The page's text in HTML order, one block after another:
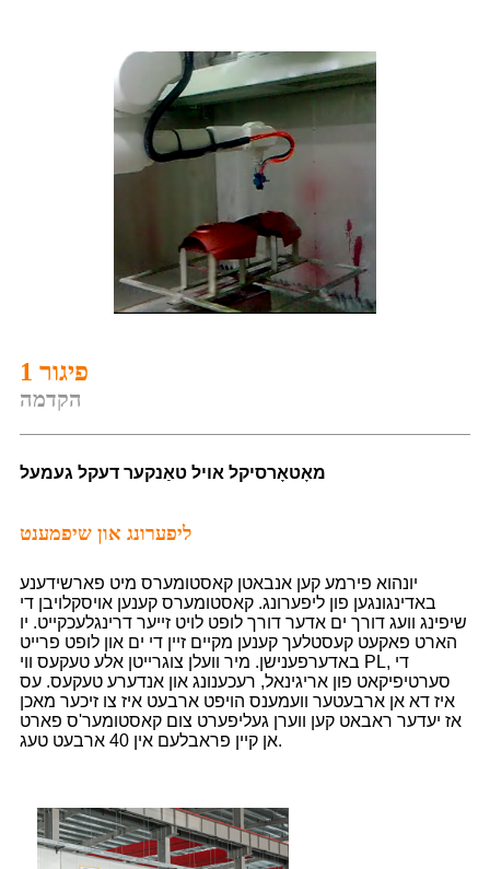
פיגור 1
הקדמה
מאָטאָרסיקל אויל טאַנקער דעקל געמעל
ליפערונג און שיפמענט
יונהוא פירמע קען אנבאטן קאסטומערס מיט פארשידענע
באדינגונגען פון ליפערונג. קאסטומערס קענען אויסקלויבן די
שיפינג וועג דורך ים אדער דורך לופט לויט זייער דרינגלעכקייט. יו
הארט פאקעט קעסטלעך קענען מקיים זיין די ים און לופט פרייט
באדערפענישן. מיר וועלן צוגרייטן אלע טעקעס ווי PL, די
סערטיפיקאט פון אריגינאל, רעכענונג און אנדערע טעקעס. עס
איז דא אן ארבעטער וועמענס הויפט ארבעט איז צו זיכער מאכן
אז יעדער ראבאט קען ווערן געליפערט צום קאסטומער'ס פארט
אן קיין פראבלעם אין 40 ארבעט טעג.